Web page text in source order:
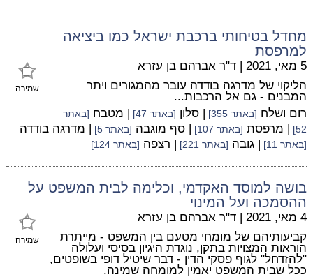
מחדל בטיחותי ברכבת ישראל כמו ביציאה
למרפסת
שמירה
5 מאי, 2021 | ד"ר אברהם בן עזרא
הליקוי של מדרגה בודדה עובר מהמגורים ויתר
המבנים - גם אל הרכבות...
רום ושלח [באתר 355] | סלון [באתר 47] | מטבח [באתר
52]
| מרפסת [באתר 107] | סף מוגבה [באתר 5] | מדרגה בודדה
[באתר 11] | גובה [באתר 221] | רצפה [באתר 124]
בושה למוסד האקדמי, וכלימה לבית המשפט על
ההסמכה ועל המינוי
שמירה
4 מאי, 2021 | ד"ר אברהם בן עזרא
קביעותיהם של מומחי מטעם בין המשפט - מייתרת
הוראות המצויות בתקן, נוגדת היגיון בסיסי ועלולה
"להזדחל" לגוף פסקי הדין - דבר שיטיל דופי בשופטים,
ככל שבית המשפט יאמין למומחה שמינה.